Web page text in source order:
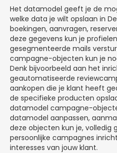
Het datamodel geeft je de
welke data je wilt opslaan in
boekingen, aanvragen,
deze gegevens kun je
gesegmenteerde mails
campagne-objecten kun je
Denk bijvoorbeeld aan het
geautomatiseerde
aankopen die je klant heeft
de specifieke producten
datamodel campagne-
datamodel aanpassen,
deze objecten kun je, volledig
persoonlijke campagnes
interesses van jouw klant.